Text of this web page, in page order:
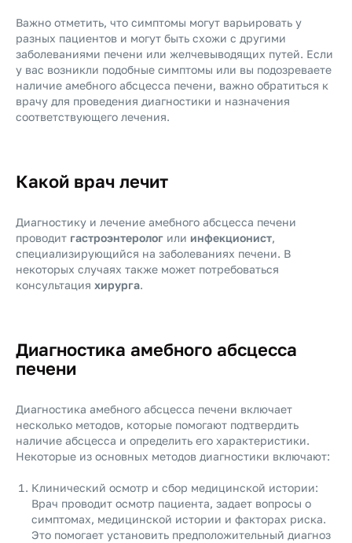
Важно отметить, что симптомы могут варьировать у
разных пациентов и могут быть схожи с другими
заболеваниями печени или желчевыводящих путей. Если
у вас возникли подобные симптомы или вы подозреваете
наличие амебного абсцесса печени, важно обратиться к
врачу для проведения диагностики и назначения
соответствующего лечения.
Какой врач лечит
Диагностику и лечение амебного абсцесса печени
проводит гастроэнтеролог или инфекционист,
специализирующийся на заболеваниях печени. В
некоторых случаях также может потребоваться
консультация хирурга.
Диагностика амебного абсцесса
печени
Диагностика амебного абсцесса печени включает
несколько методов, которые помогают подтвердить
наличие абсцесса и определить его характеристики.
Некоторые из основных методов диагностики включают:
Клинический осмотр и сбор медицинской истории:
Врач проводит осмотр пациента, задает вопросы о
симптомах, медицинской истории и факторах риска.
Это помогает установить предположительный диагноз